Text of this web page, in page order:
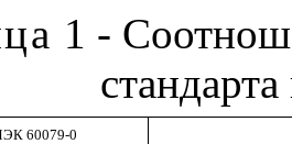
1 -
60079-0